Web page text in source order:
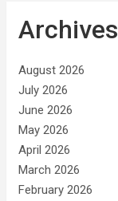
Archives
August 2026
July 2026
June 2026
May 2026
April 2026
March 2026
February 2026